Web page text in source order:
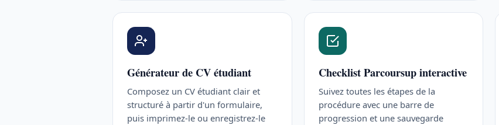
Générateur de CV étudiant
Composez un CV étudiant clair et
structuré à partir d'un formulaire,
puis imprimez-le ou enregistrez-le
Checklist Parcoursup interactive
Suivez toutes les étapes de la
procédure avec une barre de
progression et une sauvegarde